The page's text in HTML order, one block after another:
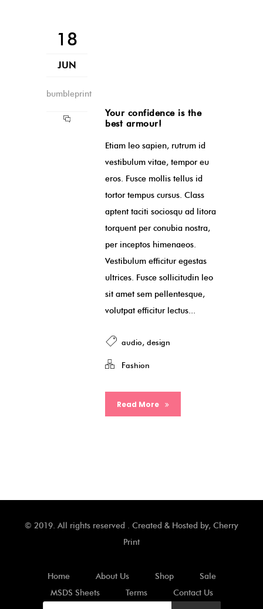
18
JUN
bumbleprint
Your confidence is the
best armour!
Etiam leo sapien, rutrum id
vestibulum vitae, tempor eu
eros. Fusce mollis tellus id
tortor tempus cursus. Class
aptent taciti sociosqu ad litora
torquent per conubia nostra,
per inceptos himenaeos.
Vestibulum efficitur egestas
ultrices. Fusce sollicitudin leo
sit amet sem pellentesque,
volutpat efficitur lectus...
audio, design
Fashion
Read More
© 2019. All rights reserved . Created & Hosted by, Cherry
Print
Home About Us Shop
Sale
MSDS Sheets
Terms
Contact Us
Products